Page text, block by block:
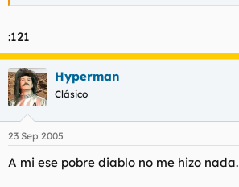
:121
Hyperman
Clásico
23 Sep 2005
A mi ese pobre diablo no me hizo nada.